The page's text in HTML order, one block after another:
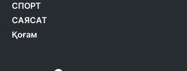
СПОРТ
САЯСАТ
Қоғам